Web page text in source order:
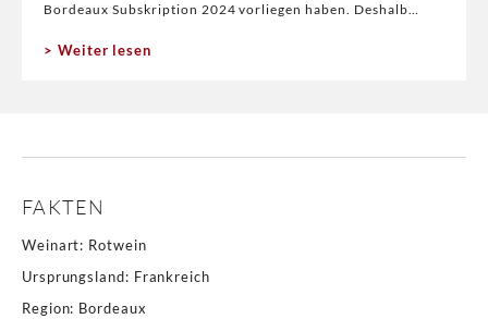
Bordeaux Subskription 2024 vorliegen haben. Deshalb
Weiter lesen
FAKTEN
Weinart: Rotwein
Ursprungsland: Frankreich
Region: Bordeaux